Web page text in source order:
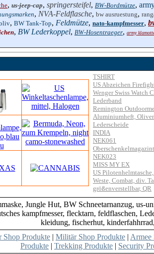
, us-jeep-cap, springersteifel, BW-Bordmütze,
, NVA-Feldflasche, bw ausruestung,
, BW Tank-Top, Feldmütze, nato-kampfmesser,
, BW Lederkoppel, BW-Hosentraeger, army
TSHIRT
US Abzeichen
Wenger Swiss Watch
Lederband
Remington
Aluminiumheft,
Lederscheide
INDIA
NEK061
NEK023
MISS MY EX
US
Weste, Combat, div.
größenverstellbar, QR
Jungle Hut, BW Schneetarnanzug, us-
kampfmesser, flecktarn, feldflaschen,
kleidung, fischerhut,
Shop Produkte | Militär Shop Produkte | Armee
Produkte | Trekking Produkte | Security